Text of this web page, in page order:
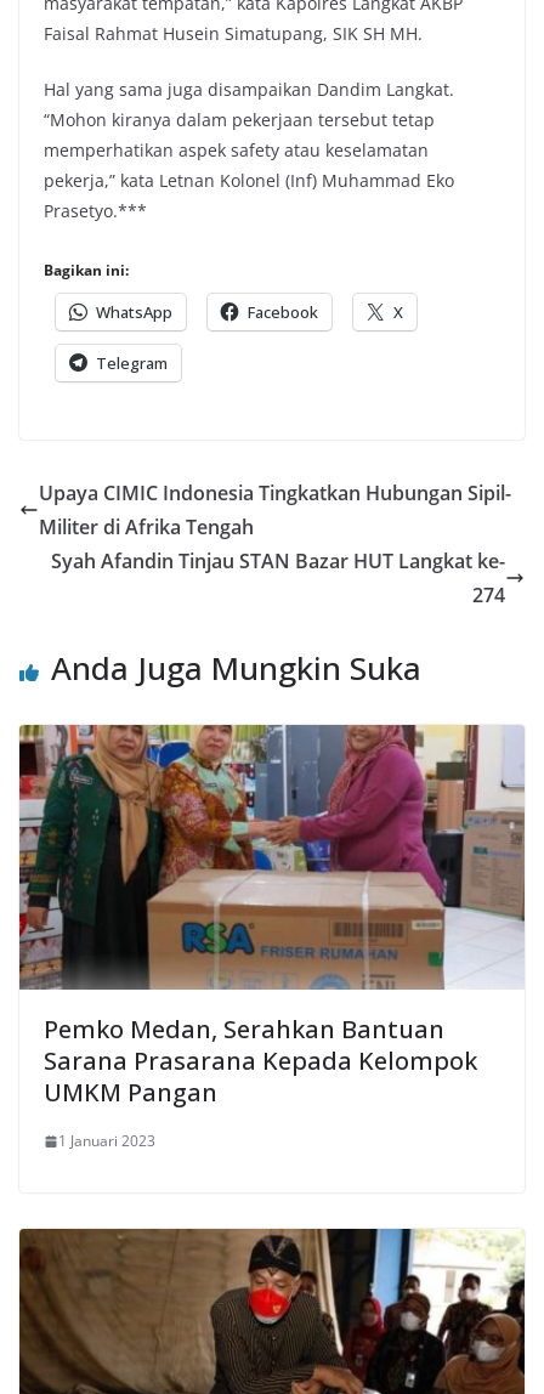
Faisal Rahmat Husein Simatupang, SIK SH MH.
Hal yang sama juga disampaikan Dandim Langkat.
“Mohon kiranya dalam pekerjaan tersebut tetap
memperhatikan aspek safety atau keselamatan
pekerja,” kata Letnan Kolonel (Inf) Muhammad Eko
Prasetyo.***
Bagikan ini:
WhatsApp Facebook X
Telegram
Upaya CIMIC Indonesia Tingkatkan Hubungan Sipil-
Militer di Afrika Tengah
Syah Afandin Tinjau STAN Bazar HUT Langkat ke-
274
Anda Juga Mungkin Suka
Pemko Medan, Serahkan Bantuan
Sarana Prasarana Kepada Kelompok
UMKM Pangan
1 Januari 2023